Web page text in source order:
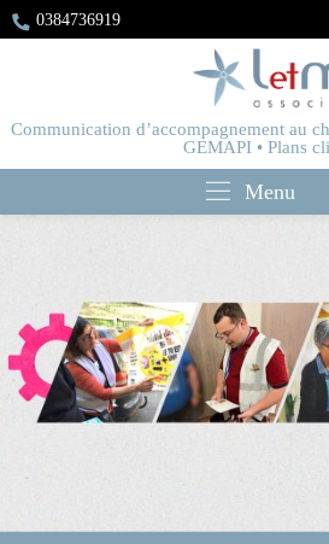
0384736919
Communication d’accompagnement au
GEMAPI • Plans
Menu